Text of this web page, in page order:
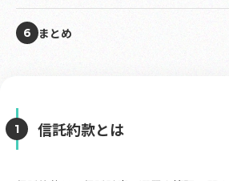
6 まとめ
信託約款とは